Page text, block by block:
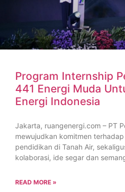
Program Internship
441 Energi Muda
Energi Indonesia
Jakarta, ruangenergi.com – PT
mewujudkan komitmen
pendidikan di Tanah Air,
kolaborasi, ide segar dan
READ MORE »